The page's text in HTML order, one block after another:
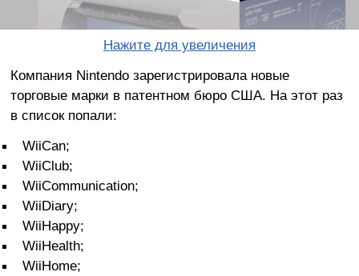
Нажите для увеличения
Компания Nintendo зарегистрировала новые
торговые марки в патентном бюро США. На этот раз
в список попали:
WiiCan;
WiiClub;
WiiCommunication;
WiiDiary;
WiiHappy;
WiiHealth;
WiiHome;